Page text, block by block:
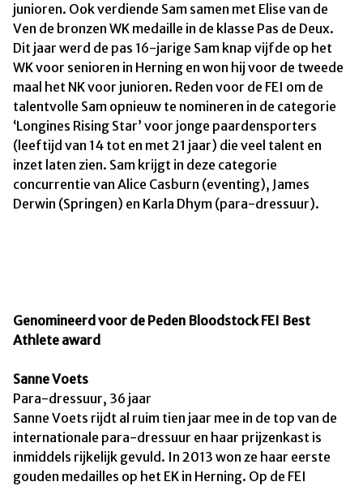
junioren. Ook verdiende Sam samen met Elise van de
Ven de bronzen WK medaille in de klasse Pas de Deux.
Dit jaar werd de pas 16-jarige Sam knap vijfde op het
WK voor senioren in Herning en won hij voor de tweede
maal het NK voor junioren. Reden voor de FEI om de
talentvolle Sam opnieuw te nomineren in de categorie
‘Longines Rising Star’ voor jonge paardensporters
(leeftijd van 14 tot en met 21 jaar) die veel talent en
inzet laten zien. Sam krijgt in deze categorie
concurrentie van Alice Casburn (eventing), James
Derwin (Springen) en Karla Dhym (para-dressuur).
Genomineerd voor de Peden Bloodstock FEI Best
Athlete award
Sanne Voets
Para-dressuur, 36 jaar
Sanne Voets rijdt al ruim tien jaar mee in de top van de
internationale para-dressuur en haar prijzenkast is
inmiddels rijkelijk gevuld. In 2013 won ze haar eerste
gouden medailles op het EK in Herning. Op de FEI